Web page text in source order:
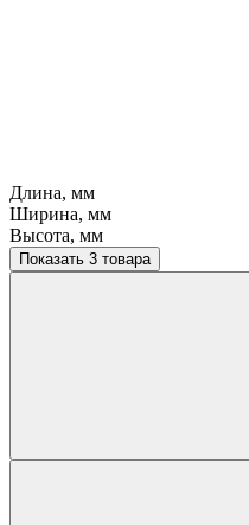
Длина, мм
Ширина, мм
Высота, мм
Показать 3 товара